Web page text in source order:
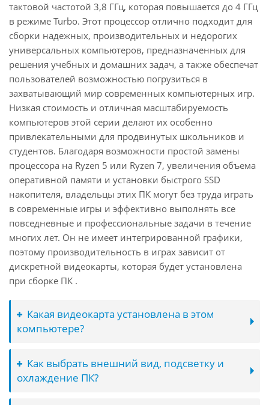
тактовой частотой 3,8 ГГц, которая повышается до 4 ГГц
в режиме Turbo. Этот процессор отлично подходит для
сборки надежных, производительных и недорогих
универсальных компьютеров, предназначенных для
решения учебных и домашних задач, а также обеспечат
пользователей возможностью погрузиться в
захватывающий мир современных компьютерных игр.
Низкая стоимость и отличная масштабируемость
компьютеров этой серии делают их особенно
привлекательными для продвинутых школьников и
студентов. Благодаря возможности простой замены
процессора на Ryzen 5 или Ryzen 7, увеличения объема
оперативной памяти и установки быстрого SSD
накопителя, владельцы этих ПК могут без труда играть
в современные игры и эффективно выполнять все
повседневные и профессиональные задачи в течение
многих лет. Он не имеет интегрированной графики,
поэтому производительность в играх зависит от
дискретной видеокарты, которая будет установлена
при сборке ПК .
Какая видеокарта установлена в этом
компьютере?
Как выбрать внешний вид, подсветку и
охлаждение ПК?